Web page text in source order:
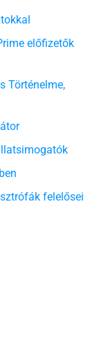
előfizetők
Történelme,
felelősei